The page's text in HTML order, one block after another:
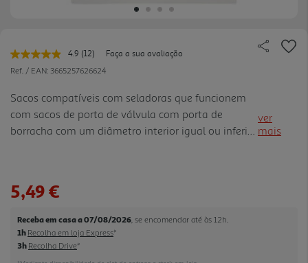
4.9 Leu
12
Link
para
a
mesma
página.
(12)
Faça a sua avaliação
Ref. / EAN: 3665257626624
Sacos compatíveis com seladoras que funcionem
com sacos de porta de válvula com porta de
borracha com um diâmetro interior igual ou inferior
ver
mais
5,49 €
Receba em casa a 07/08/2026 , se encomendar até às 12h.
1h Recolha em loja Express*
3h Recolha Drive*